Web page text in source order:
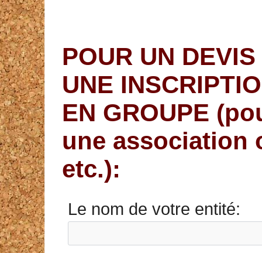
POUR UN
UNE
EN GROUPE
une association
etc.):
Le nom de votre entité: